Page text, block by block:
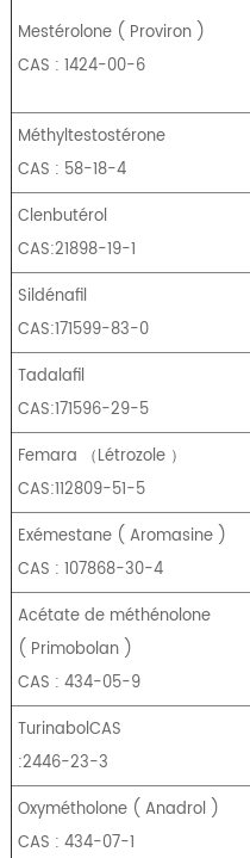
Mestérolone ( Proviron )
CAS : 1424-00-6
Méthyltestostérone
CAS : 58-18-4
Clenbutérol
CAS:21898-19-1
Sildénafil
CAS:171599-83-0
Tadalafil
CAS:171596-29-5
Femara （Létrozole ）
CAS:112809-51-5
Exémestane (Aromasine )
CAS : 107868-30-4
Acétate de méthénolone
( Primobolan )
CAS : 434-05-9
TurinabolCAS
:2446-23-3
Oxymétholone (Anadrol )
CAS : 434-07-1